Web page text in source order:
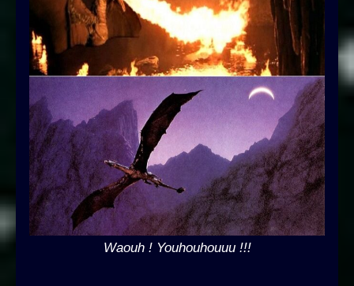
Waouh ! Youhouhouuu !!!